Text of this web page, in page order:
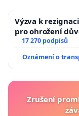
Výzva k
pro ohrožení
17 270 podpisů
Oznámení o
Zrušení